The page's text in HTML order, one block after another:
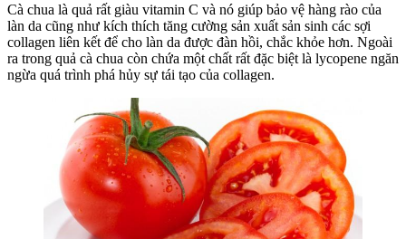
Cà chua là quả rất giàu vitamin C và nó giúp bảo vệ hàng rào của
làn da cũng như kích thích tăng cường sản xuất sản sinh các sợi
collagen liên kết để cho làn da được đàn hồi, chắc khỏe hơn. Ngoài
ra trong quả cà chua còn chứa một chất rất đặc biệt là lycopene ngăn
ngừa quá trình phá hủy sự tái tạo của collagen.